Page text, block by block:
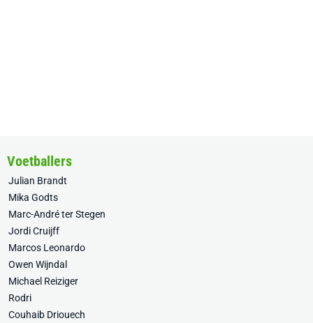
Voetballers
Julian Brandt
Mika Godts
Marc-André ter Stegen
Jordi Cruijff
Marcos Leonardo
Owen Wijndal
Michael Reiziger
Rodri
Couhaib Driouech